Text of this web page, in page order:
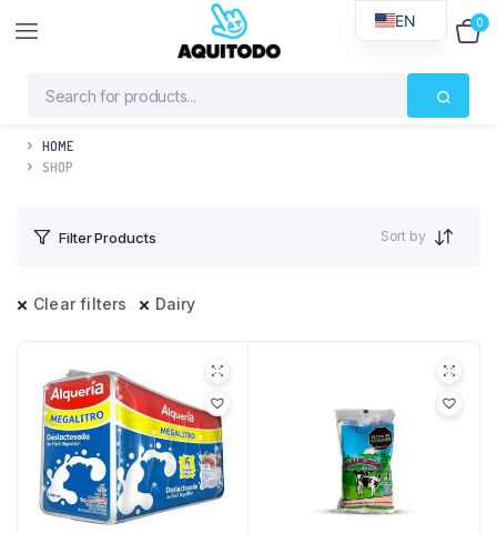
0
HOME
SHOP
Filter Products Sort by
Clear filters Dairy
EN